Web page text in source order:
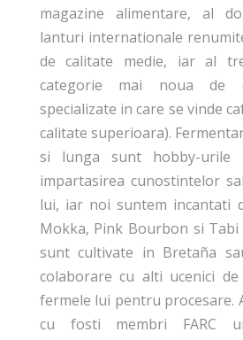
magazine alimentare, al
lanturi internationale
de calitate medie, iar al
categorie mai noua de
specializate in care se vinde
calitate superioara).
si lunga sunt hobby-urile
impartasirea cunostintelor
lui, iar noi suntem incantati
Mokka, Pink Bourbon si
sunt cultivate in Bretaña
colaborare cu alti ucenici
fermele lui pentru procesare.
cu fosti membri FARC